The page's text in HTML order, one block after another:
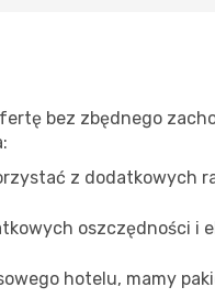
bez zbędnego
z dodatkowych
oszczędności i
hotelu, mamy